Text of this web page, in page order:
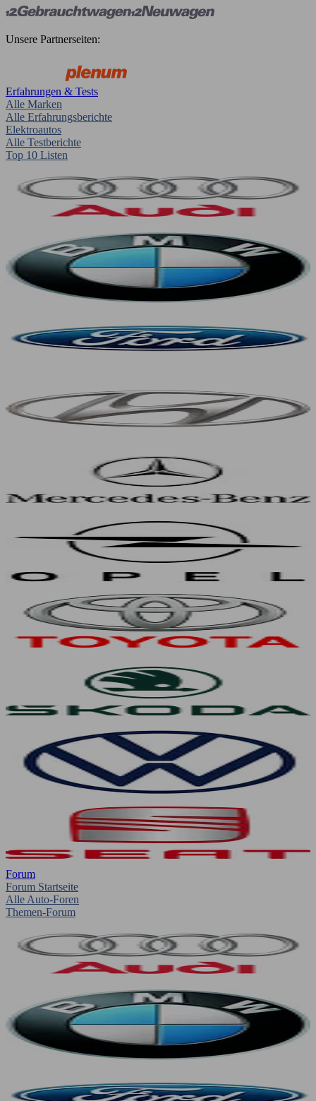
Unsere Partnerseiten:
Erfahrungen & Tests
Alle Marken
Alle Erfahrungsberichte
Elektroautos
Alle Testberichte
Top 10 Listen
Forum
Forum Startseite
Alle Auto-Foren
Themen-Forum